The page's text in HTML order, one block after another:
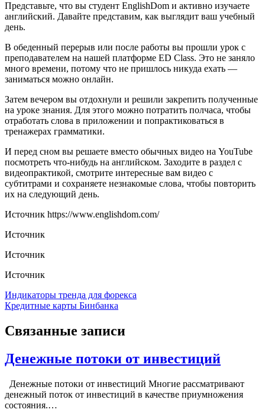
Представьте, что вы студент EnglishDom и активно изучаете
английский. Давайте представим, как выглядит ваш учебный
день.
В обеденный перерыв или после работы вы прошли урок с
преподавателем на нашей платформе ED Class. Это не заняло
много времени, потому что не пришлось никуда ехать —
заниматься можно онлайн.
Затем вечером вы отдохнули и решили закрепить полученные
на уроке знания. Для этого можно потратить полчаса, чтобы
отработать слова в приложении и попрактиковаться в
тренажерах грамматики.
И перед сном вы решаете вместо обычных видео на YouTube
посмотреть что-нибудь на английском. Заходите в раздел с
видеопрактикой, смотрите интересные вам видео с
субтитрами и сохраняете незнакомые слова, чтобы повторить
их на следующий день.
Источник https://www.englishdom.com/
Источник
Источник
Источник
Навигация
по
записям
Индикаторы тренда для форекса
Кредитные карты Бинбанка
Связанные записи
Денежные потоки от инвестиций
Денежные потоки от инвестиций Многие рассматривают
денежный поток от инвестиций в качестве приумножения
состояния.…